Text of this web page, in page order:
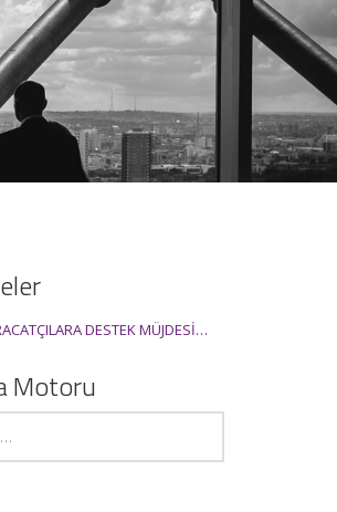
DESTEK MÜJDESİ…
Motoru